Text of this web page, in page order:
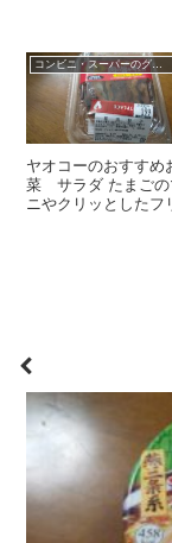
コンビニ・スーパーのグルメ
ヤオコーのおすすめお惣菜
菜 サラダ たまごの
ニやクリッとしたフ